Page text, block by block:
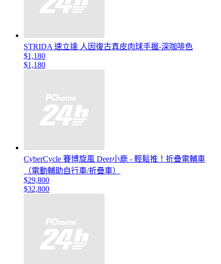
STRIDA 速立達 人因復古真皮肉球手握-深咖啡色
$1,180
$1,180
CyberCycle 賽博旋風 Deer小鹿 - 輕鬆推！折疊電輔車
（電動輔助自行車/折疊車）
$29,800
$32,800